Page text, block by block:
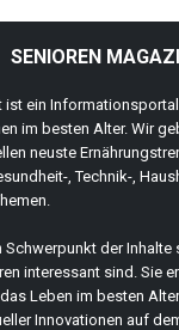
SENIOREN
ist ein
im besten Alter. Wir
neuste
, Technik-,
Schwerpunkt der Inhalte
interessant sind. Sie
Leben im besten
Innovationen auf